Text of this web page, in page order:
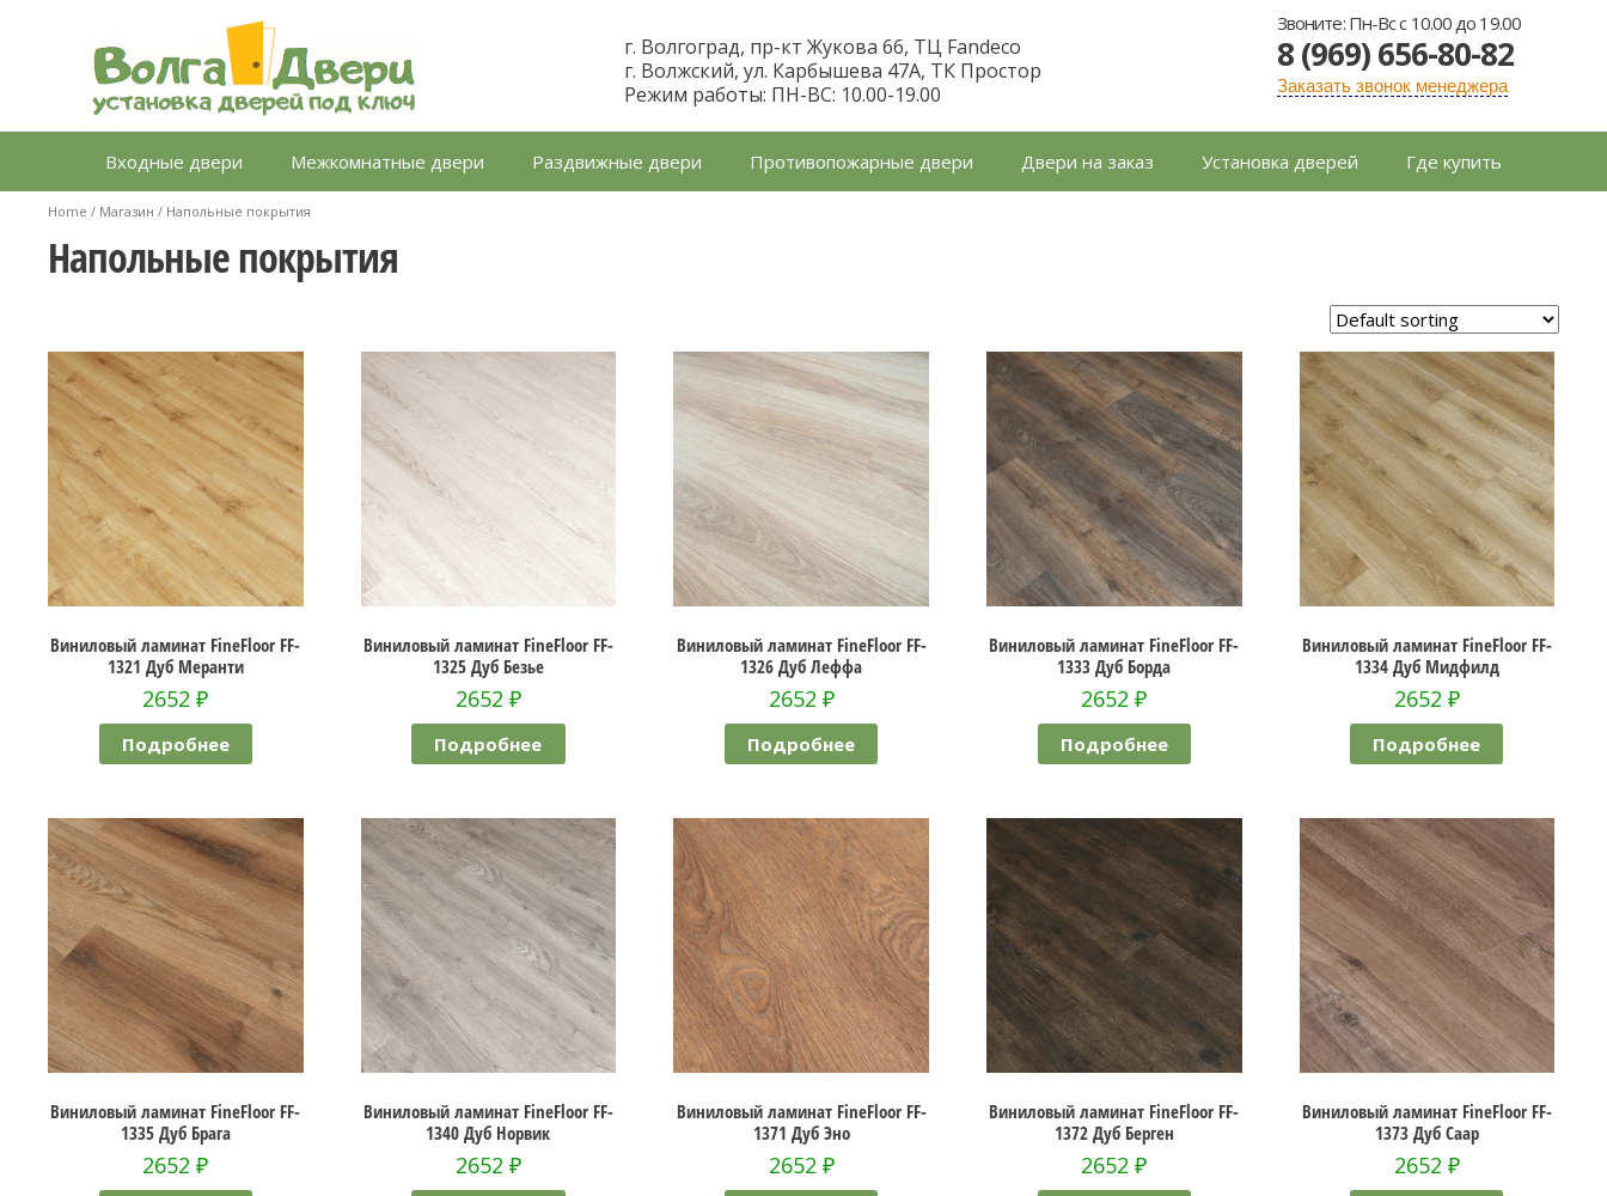
содержимому
г. Волгоград, пр-кт Жукова 66, ТЦ Fandeco
г. Волжский, ул. Карбышева 47А, ТК Простор
Режим работы: ПН-ВС: 10.00-19.00
Звоните: Пн-Вс с 10.00 до 19.00
8 (969) 656-80-82
Заказать звонок менеджера
Входные двери Межкомнатные двери Раздвижные двери Противопожарные двери Двери на заказ Установка дверей Где купить
Home / Магазин / Напольные покрытия
Напольные покрытия
Виниловый ламинат FineFloor FF-
1321 Дуб Меранти
2652₽
Подробнее
Виниловый ламинат FineFloor FF-
1325 Дуб Безье
2652 ₽
Подробнее
Виниловый ламинат FineFloor FF-
1326 Дуб Леффа
2652 ₽
Подробнее
Виниловый ламинат FineFloor FF-
1333 Дуб Борда
2652₽
Подробнее
Виниловый ламинат FineFloor FF-
1334 Дуб Мидфилд
2652 ₽
Подробнее
Виниловый ламинат FineFloor FF-
1335 Дуб Брага
2652₽
Виниловый ламинат FineFloor FF-
1340 Дуб Норвик
2652 ₽
Виниловый ламинат FineFloor FF-
1371 Дуб Эно
2652 ₽
Виниловый ламинат FineFloor FF-
1372 Дуб Берген
2652₽
Виниловый ламинат FineFloor FF-
1373 Дуб Саар
2652 ₽